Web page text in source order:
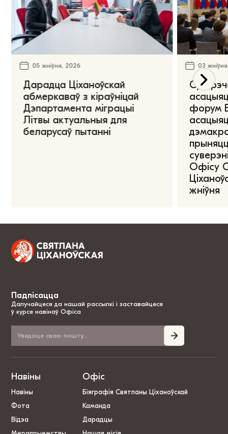
05 жніўня, 2026
Дарадца Ціханоўскай
абмеркаваў з кіраўніцай
Дэпартамента міграцыі
Літвы актуальныя для
беларусаў пытанні
03
форум
Офісу
жніўня
Падпісацца
Далучайцеся да нашай рассылкі і заставайцеся
ў курсе навінаў Офіса
Навіны
Навіны
Фота
Відэа
Офіс
Біяграфія Святланы Ціханоўскай
Каманда
Дарадцы